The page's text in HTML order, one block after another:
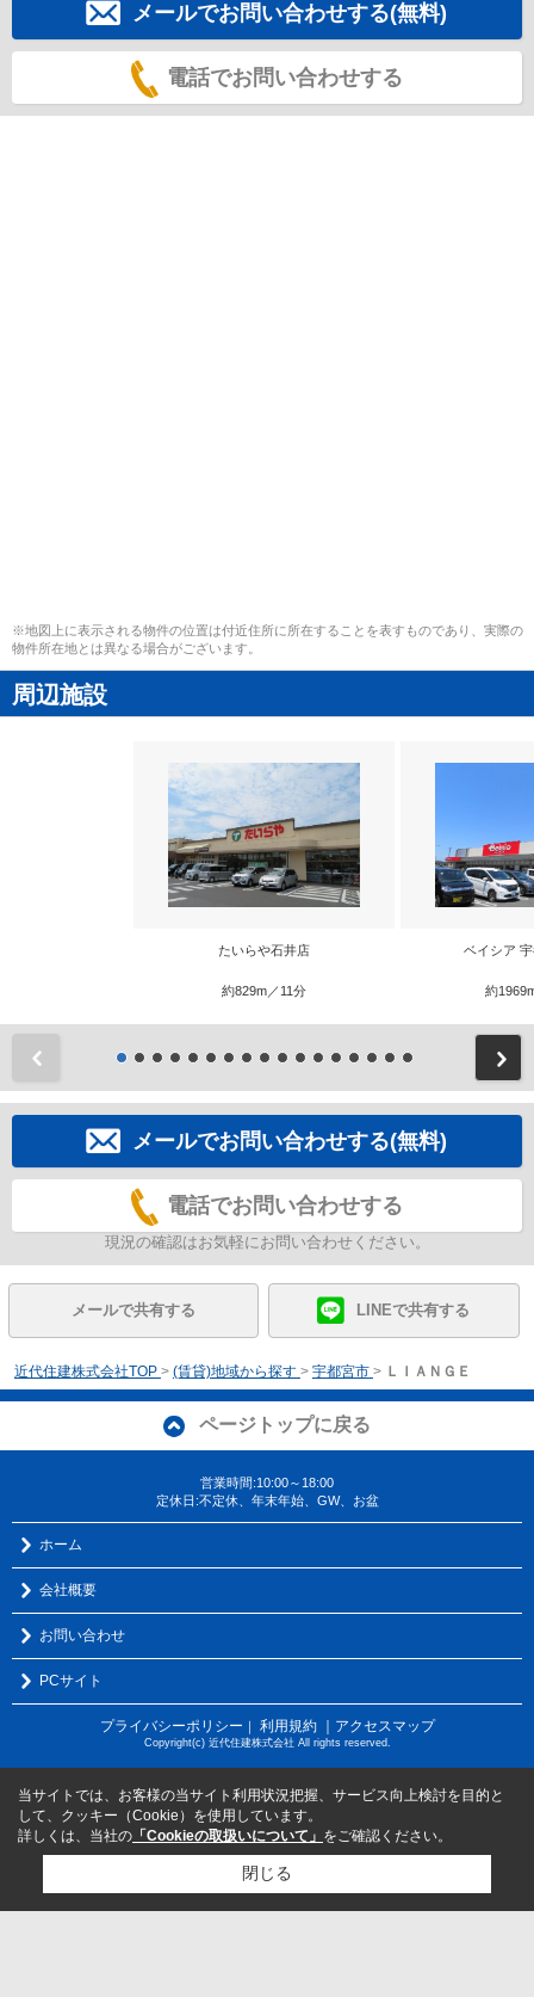
メールでお問い合わせする(無料)
電話でお問い合わせする
※地図上に表示される物件の位置は付近住所に所在することを表すものであり、実際の
物件所在地とは異なる場合がございます。
周辺施設
たいらや石井店
約829m／11分
ベイシア
約
メールでお問い合わせする(無料)
電話でお問い合わせする
現況の確認はお気軽にお問い合わせください。
メールで共有する LINEで共有する
近代住建株式会社TOP > (賃貸)地域から探す > 宇都宮市 > ＬＩＡＮＧＥ
ページトップに戻る
営業時間:10:00～18:00
定休日:不定休、年末年始、GW、お盆
ホーム
会社概要
お問い合わせ
PCサイト
プライバシーポリシー 利用規約 ｜アクセスマップ
Copyright(c) 近代住建株式会社 All rights reserved.
当サイトでは、お客様の当サイト利用状況把握、サービス向上検討を目的と
して、クッキー（Cookie）を使用しています。
詳しくは、当社の 「Cookieの取扱いについて」 をご確認ください。
閉じる